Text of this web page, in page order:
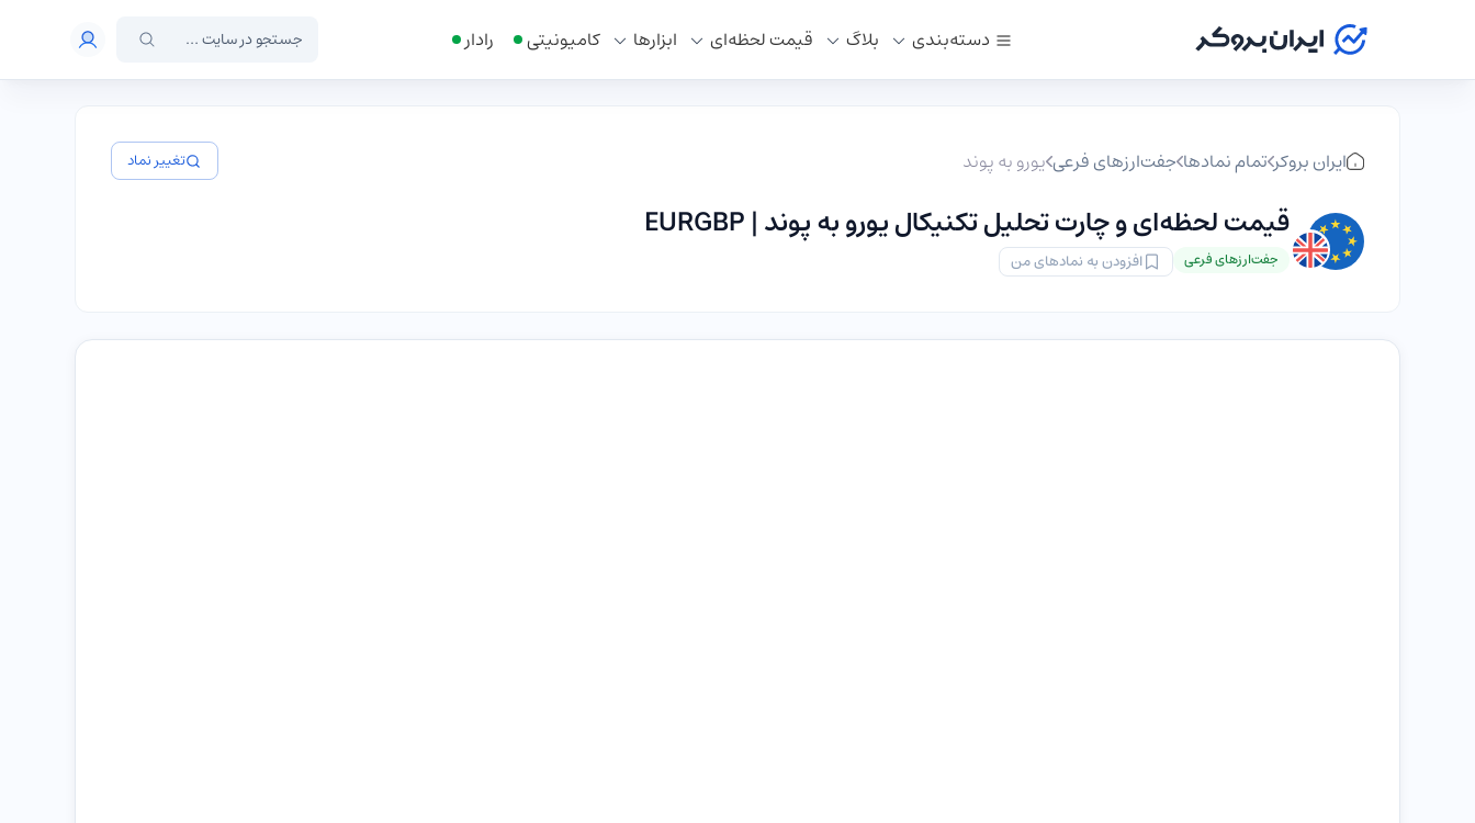
دسته‌بندی بلاگ قیمت لحظه‌ای ابزار‌ها کامیونیتی رادار
ایران بروکر تمام نمادها جفت‌ارزهای فرعی یورو به پوند تغییر نماد
قیمت لحظه‌ای و چارت تحلیل تکنیکال یورو به پوند | EURGBP
جفت‌ارزهای فرعی افزودن به نمادهای من